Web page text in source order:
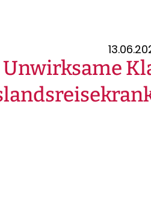
Unwirksame